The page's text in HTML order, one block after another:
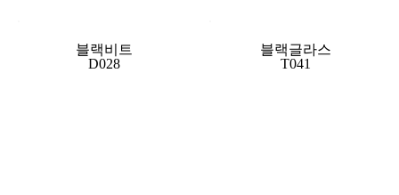
블랙비트
D028
블랙글라스
T041